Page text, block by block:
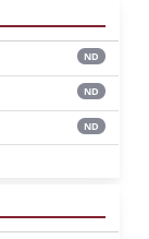
ND
ND
ND